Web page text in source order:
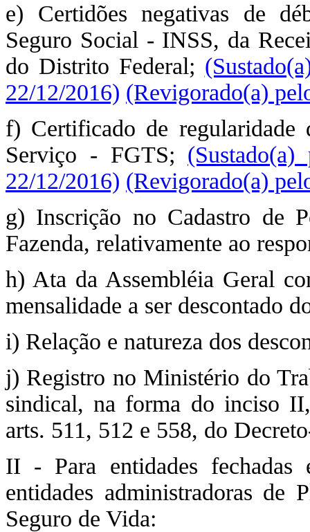
e) Certidões negativas de
Seguro Social - INSS, da
do Distrito Federal;
22/12/2016) (Revigorado(a)
f) Certificado de
Serviço - FGTS;
22/12/2016) (Revigorado(a)
g) Inscrição no Cadastro de
Fazenda, relativamente ao
h) Ata da Assembléia Geral
mensalidade a ser descontado
i) Relação e natureza dos
j) Registro no Ministério do
sindical, na forma do inciso
arts. 511, 512 e 558, do
II - Para entidades fechadas
entidades administradoras de
Seguro de Vida: